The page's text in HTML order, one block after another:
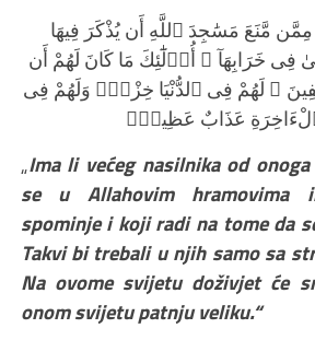
مَّنَعَ مَسَٰجِدَ ٱللَّهِ أَن يُذْكَرَ فِيهَا
خَرَابِهَآ ۚ أُو۟لَٰٓئِكَ مَا كَانَ لَهُمْ أَن
لَهُمْ فِى ٱلدُّنْيَا خِزْىٌۭ وَلَهُمْ فِى
عَذَابٌ عَظِيمٌۭ
„Ima li većeg nasilnika od
se u Allahovim hramovima
spominje i koji radi na tome da
Takvi bi trebali u njih samo sa
Na ovome svijetu doživjet će
onom svijetu patnju veliku.“